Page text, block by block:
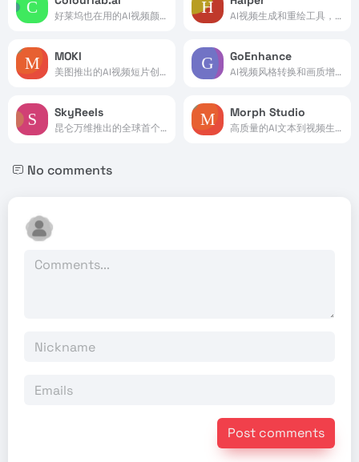
好莱坞也在用的AI视频颜色分级工具 AI视频生成和重绘工具，支持文本/图像转视频
MOKI
美图推出的AI视频短片创作工具
GoEnhance
AI视频风格转换和画质增强工具
SkyReels
昆仑万维推出的全球首个AI短剧创作平台
Morph Studio
高质量的AI文本到视频生成工具
No comments
Post comments